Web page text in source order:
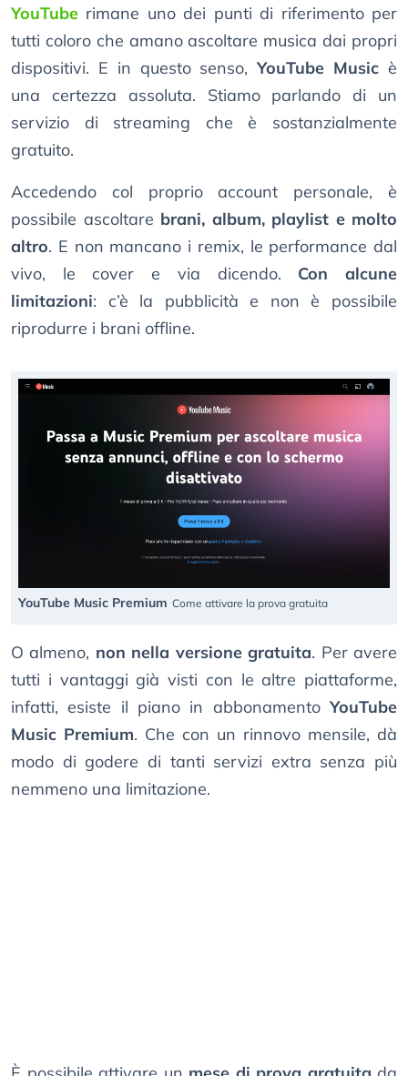
YouTube rimane uno dei punti di riferimento per
tutti coloro che amano ascoltare musica dai propri
dispositivi. E in questo senso,YouTube Music è
una certezza assoluta. Stiamo parlando di un
servizio di streaming che è sostanzialmente
gratuito.
Accedendo col proprio account personale, è
possibile ascoltare brani, album, playlist e molto
altro. E non mancano i remix, le performance dal
vivo, le cover e via dicendo. Con alcune
limitazioni: c’è la pubblicità e non è possibile
riprodurre i brani offline.
YouTube Music Premium Come attivare la prova gratuita
O almeno, non nella versione gratuita. Per avere
tutti i vantaggi già visti con le altre piattaforme,
infatti, esiste il piano in abbonamentoYouTube
Music Premium. Che con un rinnovo mensile, dà
modo di godere di tanti servizi extra senza più
nemmeno una limitazione.